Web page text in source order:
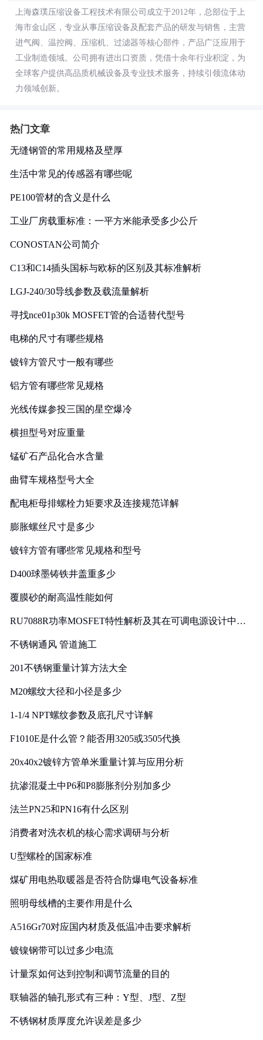
上海森璞压缩设备工程技术有限公司成立于2012年，总部位于上
海市金山区，专业从事压缩设备及配套产品的研发与销售，主营
进气阀、温控阀、压缩机、过滤器等核心部件，产品广泛应用于
工业制造领域。公司拥有进出口资质，凭借十余年行业积淀，为
全球客户提供高品质机械设备及专业技术服务，持续引领流体动
力领域创新。
热门文章
无缝钢管的常用规格及壁厚
生活中常见的传感器有哪些呢
PE100管材的含义是什么
工业厂房载重标准：一平方米能承受多少公斤
CONOSTAN公司简介
C13和C14插头国标与欧标的区别及其标准解析
LGJ-240/30导线参数及载流量解析
寻找nce01p30k MOSFET管的合适替代型号
电梯的尺寸有哪些规格
镀锌方管尺寸一般有哪些
铝方管有哪些常见规格
光线传媒参投三国的星空爆冷
横担型号对应重量
锰矿石产品化合水含量
曲臂车规格型号大全
配电柜母排螺栓力矩要求及连接规范详解
膨胀螺丝尺寸是多少
镀锌方管有哪些常见规格和型号
D400球墨铸铁井盖重多少
覆膜砂的耐高温性能如何
RU7088R功率MOSFET特性解析及其在可调电源设计中的
不锈钢通风 管道施工
201不锈钢重量计算方法大全
M20螺纹大径和小径是多少
1-1/4 NPT螺纹参数及底孔尺寸详解
F1010E是什么管？能否用3205或3505代换
20x40x2镀锌方管单米重量计算与应用分析
抗渗混凝土中P6和P8膨胀剂分别加多少
法兰PN25和PN16有什么区别
消费者对洗衣机的核心需求调研与分析
U型螺栓的国家标准
煤矿用电热取暖器是否符合防爆电气设备标准
照明母线槽的主要作用是什么
A516Gr70对应国内材质及低温冲击要求解析
镀镍钢带可以过多少电流
计量泵如何达到控制和调节流量的目的
联轴器的轴孔形式有三种：Y型、J型、Z型
不锈钢材质厚度允许误差是多少